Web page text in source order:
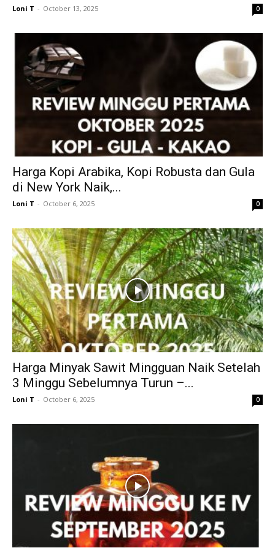
Loni T - October 13, 2025 0
Harga Kopi Arabika, Kopi Robusta dan Gula
di New York Naik,...
Loni T - October 6, 2025 0
Harga Minyak Sawit Mingguan Naik Setelah
3 Minggu Sebelumnya Turun –...
Loni T - October 6, 2025 0